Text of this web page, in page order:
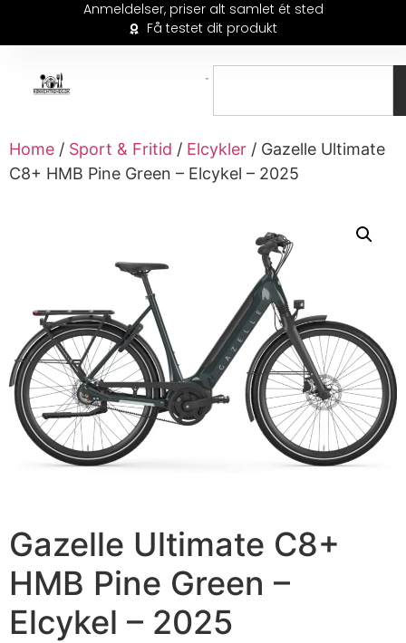
Anmeldelser, priser alt samlet ét sted
Få testet dit produkt
Home / Sport & Fritid / Elcykler / Gazelle Ultimate
C8+ HMB Pine Green – Elcykel – 2025
Gazelle Ultimate C8+
HMB Pine Green –
Elcykel – 2025